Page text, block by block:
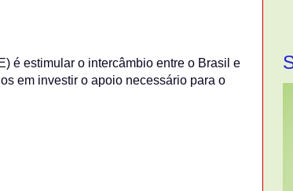
é estimular o intercâmbio entre o Brasil e
em investir o apoio necessário para o